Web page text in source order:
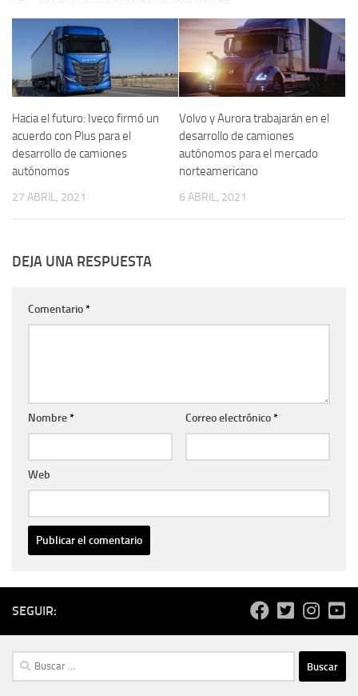
Hacia el futuro: Iveco firmó un
acuerdo con Plus para el
desarrollo de camiones
autónomos
27 ABRIL, 2021
Volvo y Aurora trabajarán en el
desarrollo de camiones
autónomos para el mercado
norteamericano
6 ABRIL, 2021
DEJA UNA RESPUESTA
Comentario*
Nombre* Correo electrónico*
Web
SEGUIR:
Buscar: